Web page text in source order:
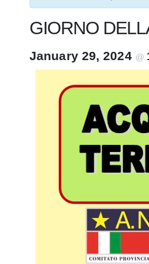
GIORNO
January 29, 2024 @